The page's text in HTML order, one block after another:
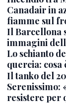
Canadair in
fiamme sul
Il Barcellona
immagini
Lo schianto
quercia: cosa
Il tanko del
Serenissimo:
resistere per